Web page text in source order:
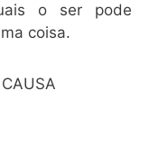
o ser pode
coisa.